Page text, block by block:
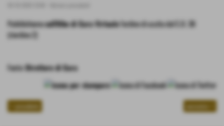
Pubblichiamosull'Albo di Gara Virtualel'ordine di uscita dal C.O. 3B
(riordino 2)
Fonte:Direttore di Gara
<< precedente